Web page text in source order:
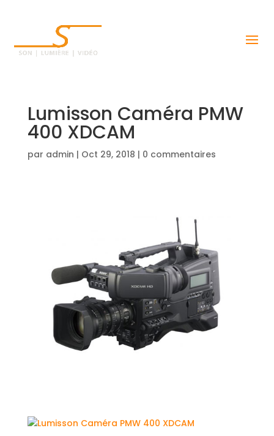
Lumisson Caméra PMW
400 XDCAM
par admin | Oct 29, 2018 | 0 commentaires